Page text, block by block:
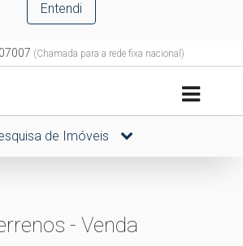
Entendi
(Chamada para a rede fixa nacional)
de Imóveis
- Venda